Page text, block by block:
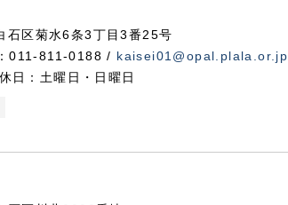
区菊水6条3丁目3番25号
011-811-0188 / kaisei01@opal.plala.or.jp
日：土曜日・日曜日